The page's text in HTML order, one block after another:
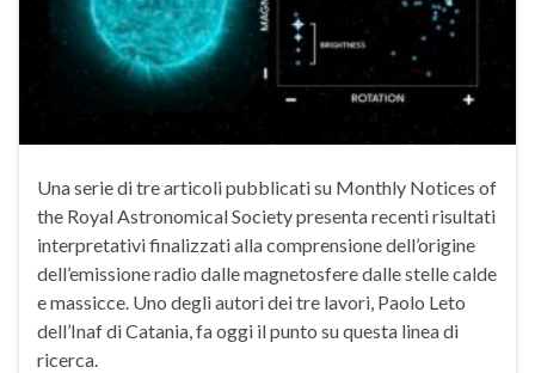
Una serie di tre articoli pubblicati su Monthly Notices of
the Royal Astronomical Society presenta recenti risultati
interpretativi finalizzati alla comprensione dell’origine
dell’emissione radio dalle magnetosfere dalle stelle calde
e massicce. Uno degli autori dei tre lavori, Paolo Leto
dell’Inaf di Catania, fa oggi il punto su questa linea di
ricerca.